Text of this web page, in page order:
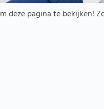
deze pagina te